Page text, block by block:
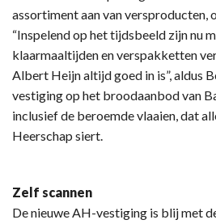
assortiment aan van versproducten,
“Inspelend op het tijdsbeeld zijn nu
klaarmaaltijden en verspakketten
Albert Heijn altijd goed in is”, aldus
vestiging op het broodaanbod van
inclusief de beroemde vlaaien, dat
Heerschap siert.
Zelf scannen
De nieuwe AH-vestiging is blij met